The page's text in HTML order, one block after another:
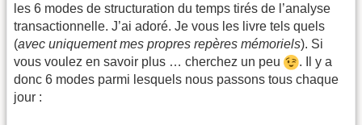
les 6 modes de structuration du temps tirés de l’analyse
transactionnelle. J’ai adoré. Je vous les livre tels quels
(avec uniquement mes propres repères mémoriels). Si
vous voulez en savoir plus … cherchez un peu
. Il y a
donc 6 modes parmi lesquels nous passons tous chaque
jour :